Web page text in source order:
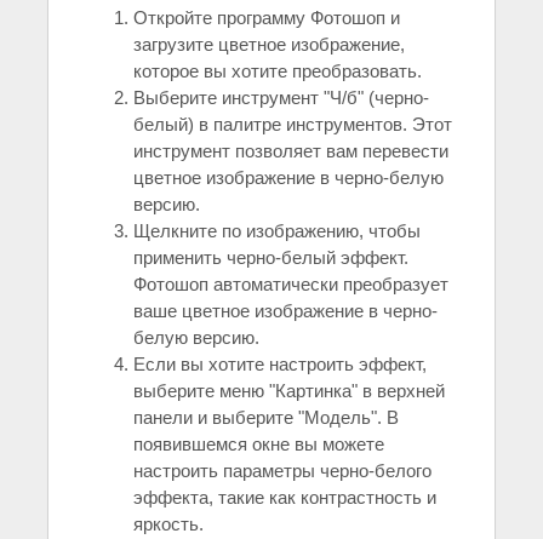
Откройте программу Фотошоп и
загрузите цветное изображение,
которое вы хотите преобразовать.
Выберите инструмент "Ч/б" (черно-
белый) в палитре инструментов. Этот
инструмент позволяет вам перевести
цветное изображение в черно-белую
версию.
Щелкните по изображению, чтобы
применить черно-белый эффект.
Фотошоп автоматически преобразует
ваше цветное изображение в черно-
белую версию.
Если вы хотите настроить эффект,
выберите меню "Картинка" в верхней
панели и выберите "Модель". В
появившемся окне вы можете
настроить параметры черно-белого
эффекта, такие как контрастность и
яркость.